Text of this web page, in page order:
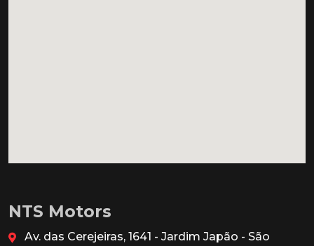
NTS Motors
Av. das Cerejeiras, 1641 - Jardim Japão - São